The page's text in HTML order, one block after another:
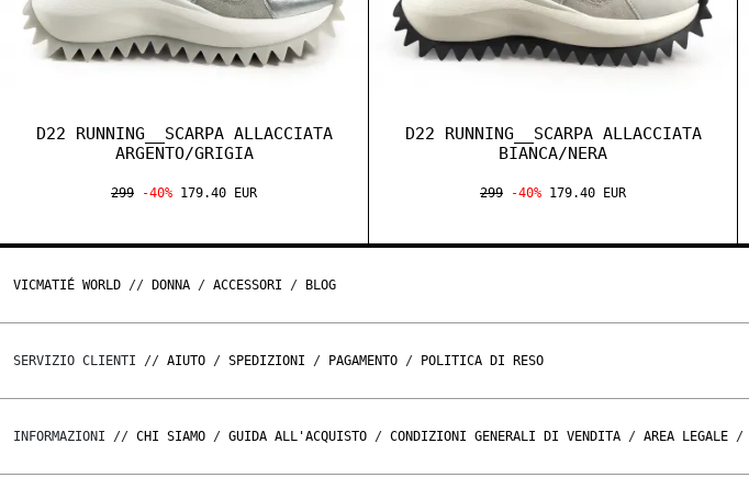
D22 RUNNING__SCARPA ALLACCIATA
ARGENTO/GRIGIA
299 -40% 179.40 EUR
D22 RUNNING__SCARPA ALLACCIATA
BIANCA/NERA
299 -40% 179.40 EUR
VICMATIÉ WORLD // DONNA / ACCESSORI / BLOG
SERVIZIO CLIENTI // AIUTO / SPEDIZIONI / PAGAMENTO / POLITICA DI RESO
INFORMAZIONI // CHI SIAMO / GUIDA ALL'ACQUISTO / CONDIZIONI GENERALI DI VENDITA / AREA LEGALE /